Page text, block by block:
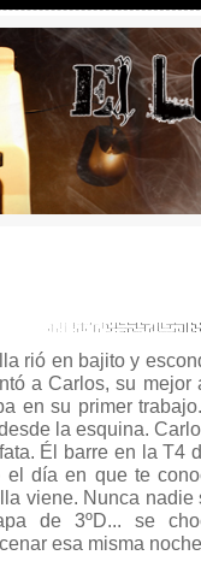
rió en bajito y
a Carlos, su
en su primer
la esquina.
Él barre en la T4
día en que te
viene. Nunca
de 3ºD... se
esa misma